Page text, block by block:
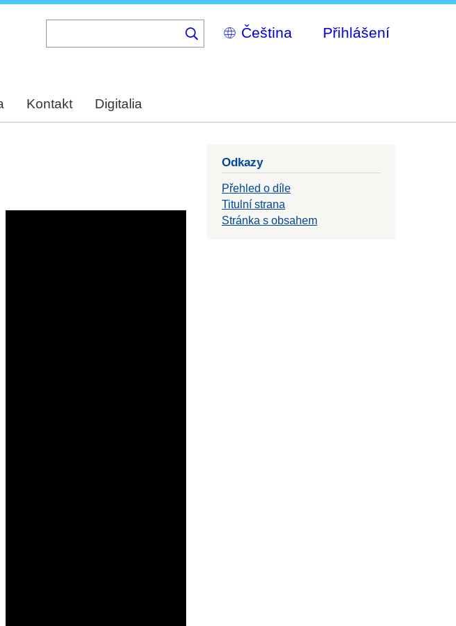
Select
your
Přihlášení
Kontakt Digitalia
Odkazy
Přehled o díle
Titulní strana
Stránka s obsahem